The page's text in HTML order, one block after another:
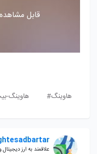
قابل
هاوینگ# هاوینگ-
علاقمند به ارز دیجیتال